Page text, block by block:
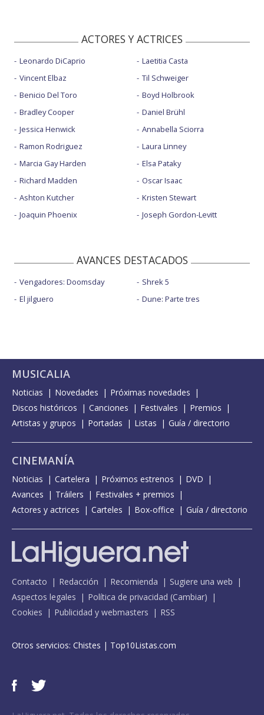
ACTORES Y ACTRICES
Leonardo DiCaprio
Vincent Elbaz
Benicio Del Toro
Bradley Cooper
Jessica Henwick
Ramon Rodriguez
Marcia Gay Harden
Richard Madden
Ashton Kutcher
Joaquin Phoenix
Laetitia Casta
Til Schweiger
Boyd Holbrook
Daniel Brühl
Annabella Sciorra
Laura Linney
Elsa Pataky
Oscar Isaac
Kristen Stewart
Joseph Gordon-Levitt
AVANCES DESTACADOS
Vengadores: Doomsday
El jilguero
Shrek 5
Dune: Parte tres
MUSICALIA
Noticias Novedades
Próximas novedades
Discos históricos
Canciones Festivales
Premios
Artistas y grupos
Portadas Listas Guía / directorio
CINEMANÍA
Noticias Cartelera Próximos estrenos
DVD
Avances
Tráilers
Festivales + premios
Actores y actrices
Carteles Box-office Guía / directorio
Contacto Redacción Recomienda
Sugiere una web
Aspectos legales
Política de privacidad (Cambiar)
Cookies
Publicidad y webmasters RSS
Otros servicios: Chistes | Top10Listas.com